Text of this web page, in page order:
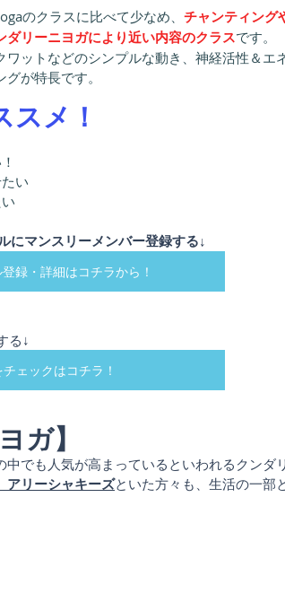
のクラスに比べて少なめ、 チャンティング
リーニヨガにより近い内容のクラスです。
ットなどのシンプルな動き、神経活性＆エ
が特長です。
メ！
い
にマンスリーメンバー登録する↓
録・詳細はコチラから！
る↓
ェックはコチラ！
ガ】
でも人気が高まっているといわれるクンダ
アリーシャキーズといた方々も、生活の一部